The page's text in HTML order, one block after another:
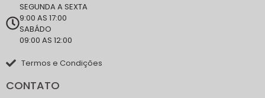
SEGUNDA A SEXTA
9:00 AS 17:00
SABÁDO
09:00 AS 12:00
Termos e Condições
CONTATO